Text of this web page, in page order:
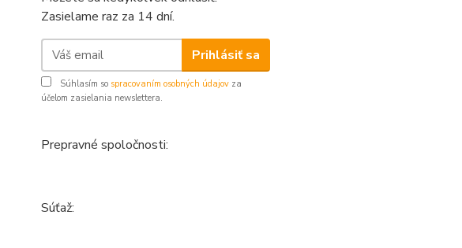
Zasielame raz za 14 dní.
Prihlásiť sa
Súhlasím so spracovaním osobných údajov za
účelom zasielania newslettera.
Prepravné spoločnosti:
Súťaž: